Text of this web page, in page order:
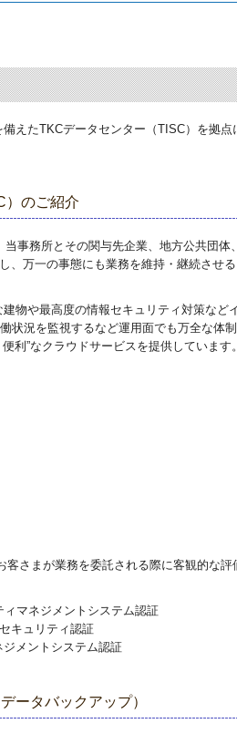
えたTKCデータセンター（TISC）を拠
）のご紹介
事務所とその関与先企業、地方公共団体
、万一の事態にも業務を維持・継続させ
物や最高度の情報セキュリティ対策など
状況を監視するなど運用面でも万全な体
利”なクラウドサービスを提供しています。
客さまが業務を委託される際に客観的な
ィマネジメントシステム認証
キュリティ認証
ジメントシステム認証
ータバックアップ）